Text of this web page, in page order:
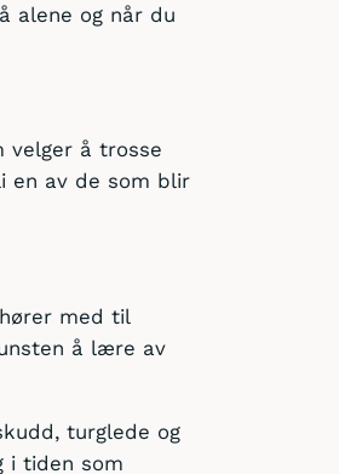
alene og når du
velger å trosse
en av de som blir
med til
å lære av
turglede og
i tiden som